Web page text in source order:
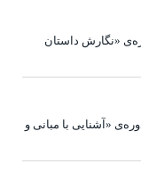
«نگارش داستان
«آشنایی با مبانی و